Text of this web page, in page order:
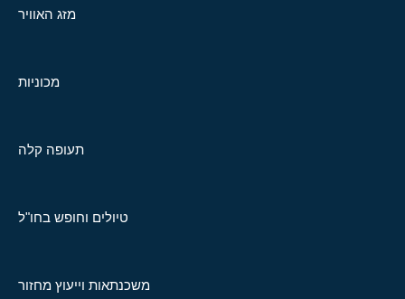
מזג האוויר
מכוניות
תעופה קלה
טיולים וחופש בחו"ל
משכנתאות וייעוץ מחזור